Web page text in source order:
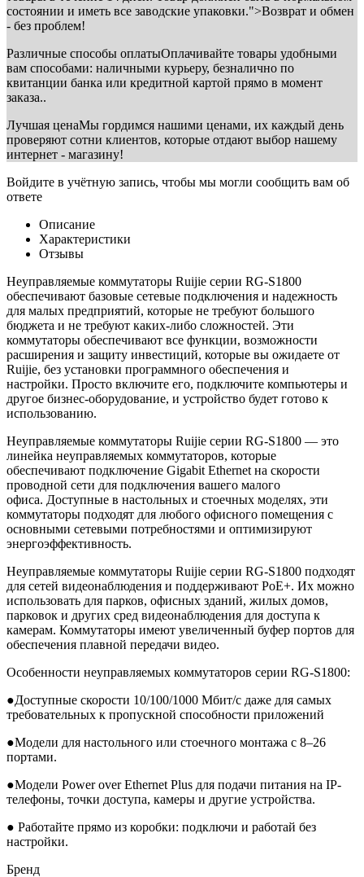
состоянии и иметь все заводские упаковки.">Возврат и обмен
- без проблем!
Различные способы оплатыОплачивайте товары удобными
вам способами: наличными курьеру, безналично по
квитанции банка или кредитной картой прямо в момент
заказа..
Лучшая ценаМы гордимся нашими ценами, их каждый день
проверяют сотни клиентов, которые отдают выбор нашему
интернет - магазину!
Войдите в учётную запись, чтобы мы могли сообщить вам об
ответе
Описание
Характеристики
Отзывы
Неуправляемые коммутаторы Ruijie серии RG-S1800
обеспечивают базовые сетевые подключения и надежность
для малых предприятий, которые не требуют большого
бюджета и не требуют каких-либо сложностей. Эти
коммутаторы обеспечивают все функции, возможности
расширения и защиту инвестиций, которые вы ожидаете от
Ruijie, без установки программного обеспечения и
настройки. Просто включите его, подключите компьютеры и
другое бизнес-оборудование, и устройство будет готово к
использованию.
Неуправляемые коммутаторы Ruijie серии RG-S1800 — это
линейка неуправляемых коммутаторов, которые
обеспечивают подключение Gigabit Ethernet на скорости
проводной сети для подключения вашего малого
офиса. Доступные в настольных и стоечных моделях, эти
коммутаторы подходят для любого офисного помещения с
основными сетевыми потребностями и оптимизируют
энергоэффективность.
Неуправляемые коммутаторы Ruijie серии RG-S1800 подходят
для сетей видеонаблюдения и поддерживают PoE+. Их можно
использовать для парков, офисных зданий, жилых домов,
парковок и других сред видеонаблюдения для доступа к
камерам. Коммутаторы имеют увеличенный буфер портов для
обеспечения плавной передачи видео.
Особенности неуправляемых коммутаторов серии RG-S1800:
●Доступные скорости 10/100/1000 Мбит/с даже для самых
требовательных к пропускной способности приложений
●Модели для настольного или стоечного монтажа с 8–26
портами.
●Модели Power over Ethernet Plus для подачи питания на IP-
телефоны, точки доступа, камеры и другие устройства.
● Работайте прямо из коробки: подключи и работай без
настройки.
Бренд